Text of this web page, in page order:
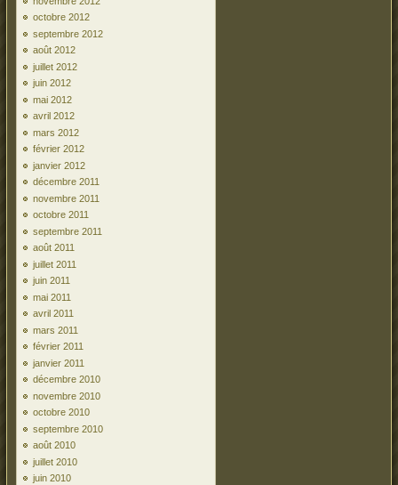
octobre 2012
septembre 2012
août 2012
juillet 2012
juin 2012
mai 2012
avril 2012
mars 2012
février 2012
janvier 2012
décembre 2011
novembre 2011
octobre 2011
septembre 2011
août 2011
juillet 2011
juin 2011
mai 2011
avril 2011
mars 2011
février 2011
janvier 2011
décembre 2010
novembre 2010
octobre 2010
septembre 2010
août 2010
juillet 2010
juin 2010